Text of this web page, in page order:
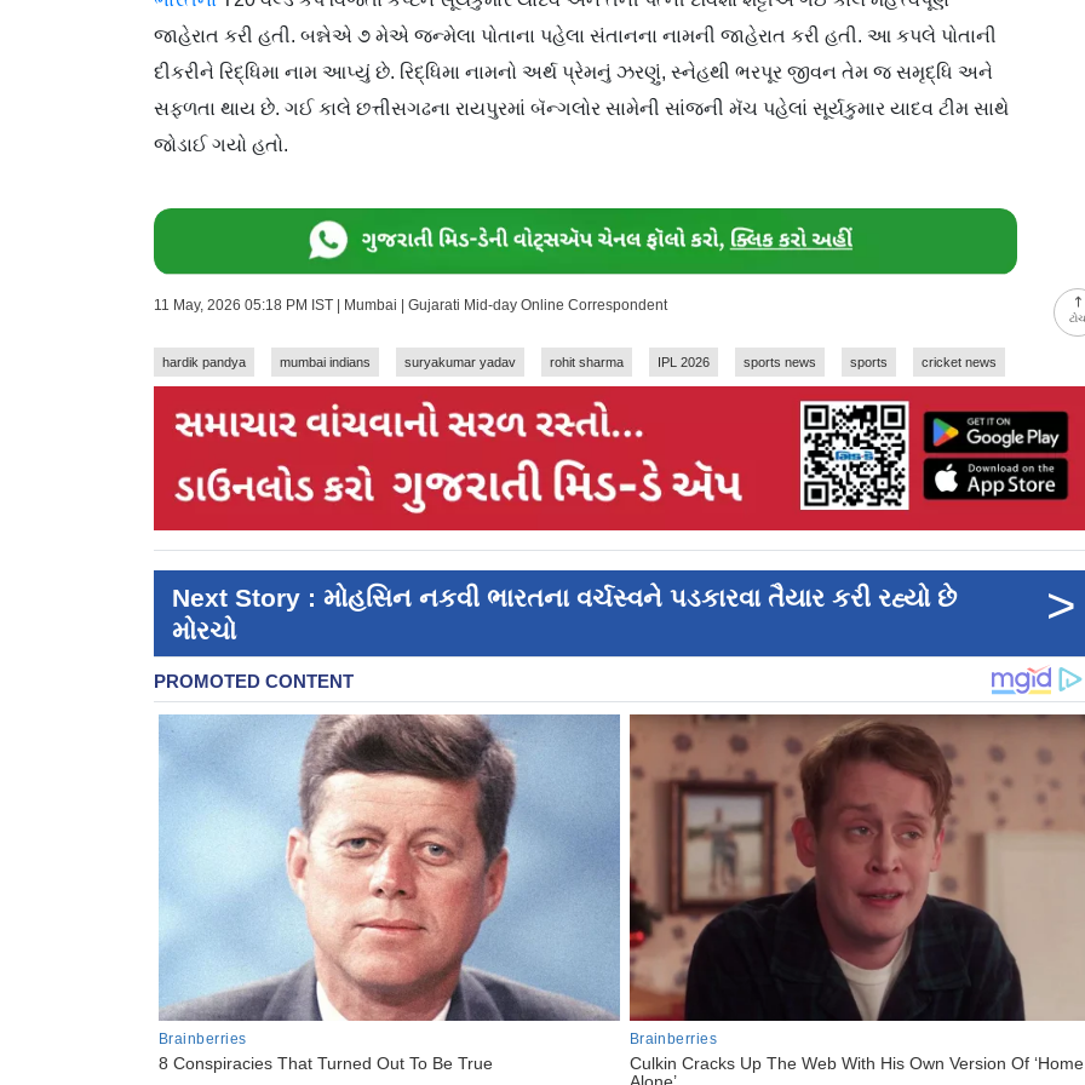
જાહેરાત કરી હતી. બન્નેએ ૭ મેએ જન્મેલા પોતાના પહેલા સંતાનના નામની જાહેરાત કરી હતી. આ કપલે પોતાની
દીકરીને રિદ્ધિમા નામ આપ્યું છે. રિદ્ધિમા નામનો અર્થ પ્રેમનું ઝરણું, સ્નેહથી ભરપૂર જીવન તેમ જ સમૃદ્ધિ અને
સફળતા થાય છે. ગઈ કાલે છત્તીસગઢના રાયપુરમાં બૅન્ગલોર સામેની સાંજની મૅચ પહેલાં સૂર્યકુમાર યાદવ ટીમ સાથે
જોડાઈ ગયો હતો.
11 May, 2026 05:18 PM IST | Mumbai | Gujarati Mid-day Online Correspondent
hardik pandya mumbai indians suryakumar yadav rohit sharma IPL 2026 sports news sports cricket news
Next Story : મોહસિન નકવી ભારતના વર્ચસ્વને પડકારવા તૈયાર કરી રહ્યો છે
મોરચો
>